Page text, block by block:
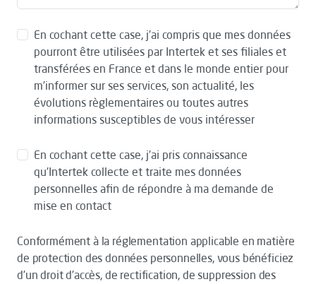
En cochant cette case, j’ai compris que mes données
pourront être utilisées par Intertek et ses filiales et
transférées en France et dans le monde entier pour
m’informer sur ses services, son actualité, les
évolutions règlementaires ou toutes autres
informations susceptibles de vous intéresser
En cochant cette case, j’ai pris connaissance
qu’Intertek collecte et traite mes données
personnelles afin de répondre à ma demande de
mise en contact
Conformément à la réglementation applicable en matière
de protection des données personnelles, vous bénéficiez
d’un droit d’accès, de rectification, de suppression des